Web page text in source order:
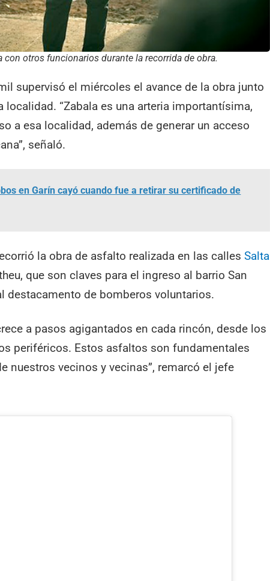
otros funcionarios durante la recorrida de obra.
supervisó el miércoles el avance de la obra junto
“Zabala es una arteria importantísima,
a esa localidad, además de generar un acceso
señaló.
en Garín cayó cuando fue a retirar su certificado de
la obra de asfalto realizada en las callesSalta
que son claves para el ingreso al barrio San
destacamento de bomberos voluntarios.
a pasos agigantados en cada rincón, desde los
periféricos. Estos asfaltos son fundamentales
nuestros vecinos y vecinas”, remarcó el jefe